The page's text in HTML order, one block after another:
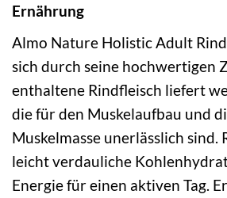
Ernährung
Almo Nature Holistic Adult
sich durch seine hochwertigen
enthaltene Rindfleisch liefert
die für den Muskelaufbau und
Muskelmasse unerlässlich sind.
leicht verdauliche
Energie für einen aktiven Tag.